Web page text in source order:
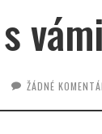
ŽÁDNÉ